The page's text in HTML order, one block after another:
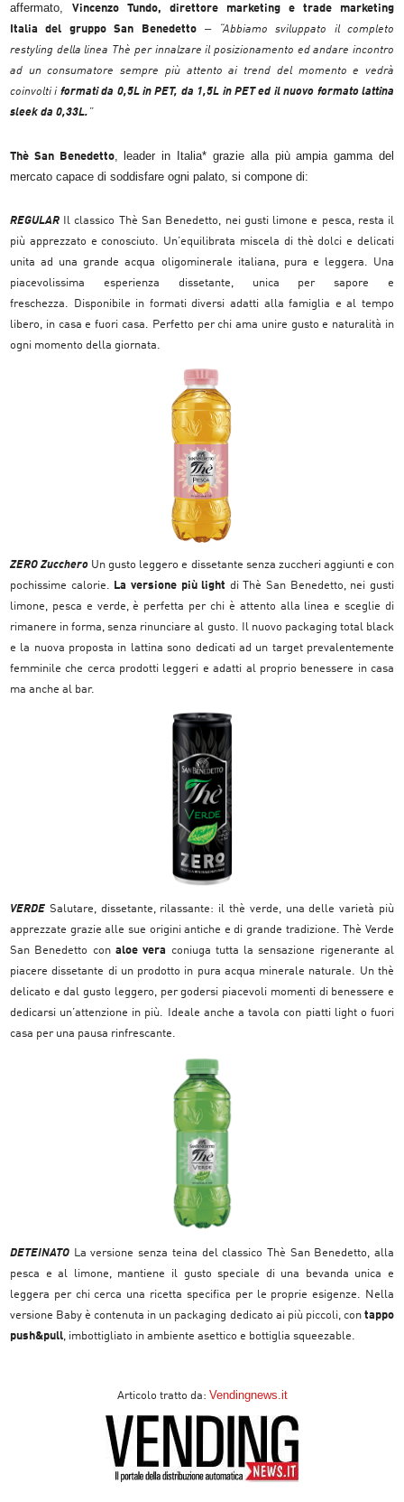
affermato, Vincenzo Tundo, direttore marketing e trade marketing
Italia del gruppo San Benedetto–“Abbiamo sviluppato il completo
restyling della linea Thè per innalzare il posizionamento ed andare incontro
ad un consumatore sempre più attento ai trend del momento e vedrà
coinvolti i formati da 0,5L in PET, da 1,5L in PET ed il nuovo formato lattina
sleek da 0,33L. ”
Thè San Benedetto, leader in Italia* grazie alla più ampia gamma del
mercato capace di soddisfare ogni palato, si compone di:
REGULARIl classico Thè San Benedetto, nei gusti limone e pesca, resta il
più apprezzato e conosciuto. Un’equilibrata miscela di thè dolci e delicati
unita ad una grande acqua oligominerale italiana, pura e leggera. Una
piacevolissima esperienza dissetante, unica per sapore e
freschezza.
Disponibile in formati diversi adatti alla famiglia e al tempo
libero, in casa e fuori casa. Perfetto per chi ama unire gusto e naturalità in
ogni momento della giornata.
ZERO Zucchero Un gusto leggero e dissetante senza zuccheri aggiunti e con
pochissime calorie.
La versione più light di Thè San Benedetto, nei gusti
limone, pesca e verde, è perfetta per chi è attento alla linea e sceglie di
rimanere in forma, senza rinunciare al gusto.
Il nuovo packaging total black
e la nuova proposta in lattina sono dedicati ad un target prevalentemente
femminile che cerca prodotti leggeri e adatti al proprio benessere in casa
ma anche al bar.
VERDESalutare, dissetante, rilassante: il thè verde, una delle varietà più
apprezzate grazie alle sue origini antiche e di grande tradizione. Thè Verde
San Benedetto con aloe vera coniuga tutta la sensazione rigenerante al
piacere dissetante di un prodotto in pura acqua minerale naturale. Un thè
delicato e dal gusto leggero, per godersi piacevoli momenti di benessere e
dedicarsi un’attenzione in più. Ideale anche a tavola con piatti light o fuori
casa per una pausa rinfrescante.
DETEINATOLaversione senza teina del classico Thè San Benedetto, alla
pesca e al limone, mantiene il gusto speciale di una bevanda unica e
leggera per chi cerca una ricetta specifica per le proprie esigenze. Nella
versione Baby è contenuta in un packaging dedicato ai più piccoli, con tappo
push&pull, imbottigliato in ambiente asettico e bottiglia squeezable.
Articolo tratto da: Vendingnews.it